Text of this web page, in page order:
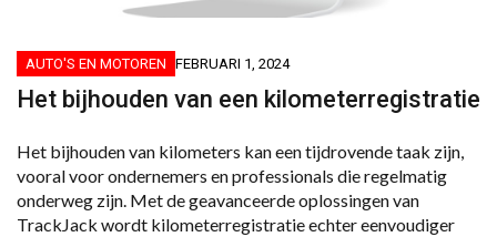
AUTO'S EN MOTOREN FEBRUARI 1, 2024
Het bijhouden van een kilometerregistratie
Het bijhouden van kilometers kan een tijdrovende taak zijn,
vooral voor ondernemers en professionals die regelmatig
onderweg zijn. Met de geavanceerde oplossingen van
TrackJack wordt kilometerregistratie echter eenvoudiger